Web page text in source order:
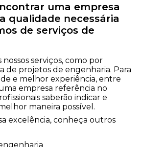
uma empresa
qualidade necessária
de serviços de
serviços, como por
de projetos de engenharia. Para
e melhor experiência, entre
empresa referência no
saberão indicar e
maneira possível.
excelência, conheça outros